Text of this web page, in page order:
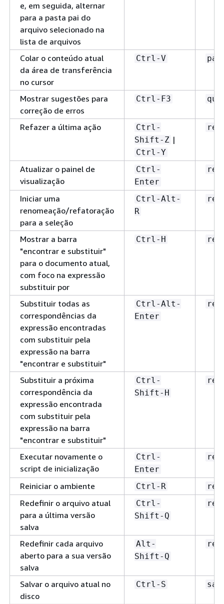
e, em seguida, alternar
para a pasta pai do
arquivo selecionado na
lista de arquivos
Colar o conteúdo atual
da área de transferência
no cursor
Ctrl-V
Mostrar sugestões para
correção de erros
Ctrl-F3
Refazer a última ação
Ctrl-
Shift-Z |
Ctrl-Y
Atualizar o painel de
visualização
Ctrl-
Enter
Iniciar uma
renomeação/refatoração
para a seleção
Ctrl-Alt-
R
Mostrar a barra
"encontrar e substituir"
para o documento atual,
com foco na expressão
substituir por
Ctrl-H
Substituir todas as
correspondências da
expressão encontradas
com substituir pela
expressão na barra
"encontrar e substituir"
Ctrl-Alt-
Enter
Substituir a próxima
correspondência da
expressão encontrada
com substituir pela
expressão na barra
"encontrar e substituir"
Ctrl-
Shift-H
Executar novamente o
script de inicialização
Ctrl-
Enter
Reiniciar o ambiente Ctrl-R
Redefinir o arquivo atual
para a última versão
salva
Ctrl-
Shift-Q
Redefinir cada arquivo
aberto para a sua versão
salva
Alt-
Shift-Q
Salvar o arquivo atual no
disco
Ctrl-S